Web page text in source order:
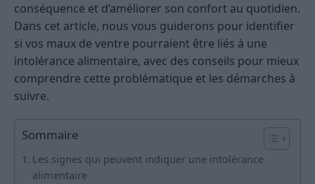
conséquence et d’améliorer son confort au quotidien.
Dans cet article, nous vous guiderons pour identifier
si vos maux de ventre pourraient être liés à une
intolérance alimentaire, avec des conseils pour mieux
comprendre cette problématique et les démarches à
suivre.
Sommaire
Les signes qui peuvent indiquer une intolérance
alimentaire